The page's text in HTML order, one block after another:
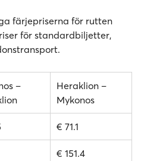
färjepriserna för rutten
för standardbiljetter,
–
Heraklion –
Mykonos
€ 71.1
€ 151.4